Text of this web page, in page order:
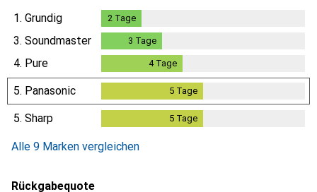
1. Grundig 2 Tage
3. Soundmaster 3 Tage
4. Pure 4Tage
5. Panasonic 5Tage
5. Sharp 5Tage
Alle 9 Marken vergleichen
Rückgabequote